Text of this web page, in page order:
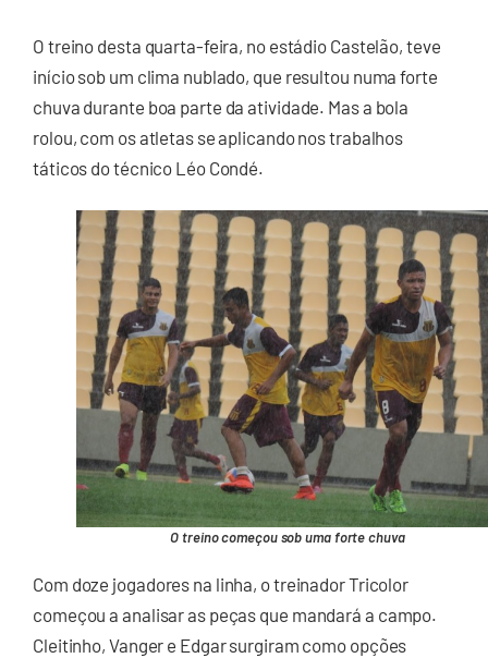
O treino desta quarta-feira, no estádio Castelão, teve
início sob um clima nublado, que resultou numa forte
chuva durante boa parte da atividade. Mas a bola
rolou, com os atletas se aplicando nos trabalhos
táticos do técnico Léo Condé.
O treino começou sob uma forte chuva
Com doze jogadores na linha, o treinador Tricolor
começou a analisar as peças que mandará a campo.
Cleitinho, Vanger e Edgar surgiram como opções